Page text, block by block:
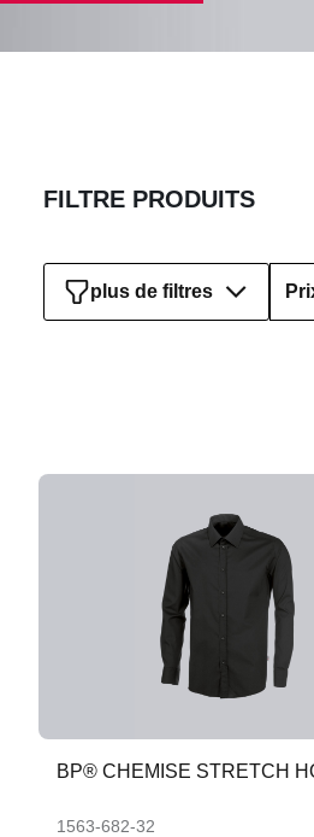
FILTRE PRODUITS
plus de filtres
BP® CHEMISE STRETCH
1563-682-32